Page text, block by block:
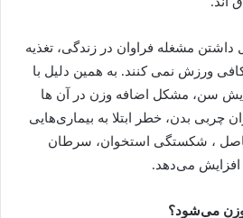
داشتن مشغله فراوان در زندگی، تغذیه
ورزش نمی کنند. به همین دلیل با
سن، مشکل اضافه وزن در آن ها
چربی بدن، خطر ابتلا به بیماری‌هایی
، شکستگی استخوان، سرطان
افزایش می‌دهد.
می‌شود؟